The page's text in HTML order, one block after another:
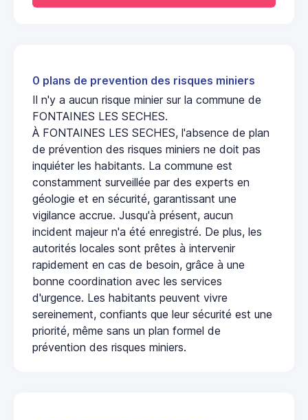
0 plans de prevention des risques miniers
Il n'y a aucun risque minier sur la commune de
FONTAINES LES SECHES.
À FONTAINES LES SECHES, l'absence de plan
de prévention des risques miniers ne doit pas
inquiéter les habitants. La commune est
constamment surveillée par des experts en
géologie et en sécurité, garantissant une
vigilance accrue. Jusqu'à présent, aucun
incident majeur n'a été enregistré. De plus, les
autorités locales sont prêtes à intervenir
rapidement en cas de besoin, grâce à une
bonne coordination avec les services
d'urgence. Les habitants peuvent vivre
sereinement, confiants que leur sécurité est une
priorité, même sans un plan formel de
prévention des risques miniers.